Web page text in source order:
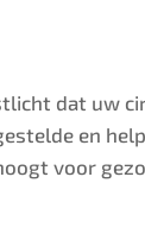
dat uw
en
voor